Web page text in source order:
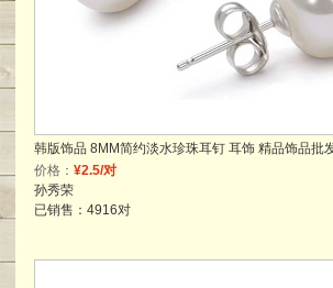
价格： ¥2.5/对
孙秀荣
已销售：4916对